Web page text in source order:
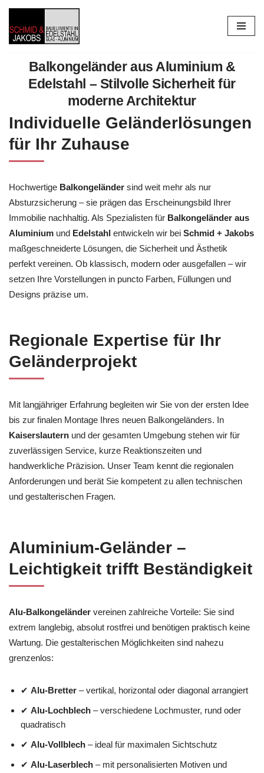
Zum
Inhalt
springenBalkongeländer aus Aluminium &
Edelstahl – Stilvolle Sicherheit für
moderne Architektur
Individuelle Geländerlösungen
für Ihr Zuhause
Hochwertige Balkongeländer sind weit mehr als nur
Absturzsicherung – sie prägen das Erscheinungsbild Ihrer
Immobilie nachhaltig. Als Spezialisten für Balkongeländer aus
Aluminium und Edelstahl entwickeln wir bei Schmid + Jakobs
maßgeschneiderte Lösungen, die Sicherheit und Ästhetik
perfekt vereinen. Ob klassisch, modern oder ausgefallen – wir
setzen Ihre Vorstellungen in puncto Farben, Füllungen und
Designs präzise um.
Regionale Expertise für Ihr
Geländerprojekt
Mit langjähriger Erfahrung begleiten wir Sie von der ersten Idee
bis zur finalen Montage Ihres neuen Balkongeländers. In
Kaiserslautern und der gesamten Umgebung stehen wir für
zuverlässigen Service, kurze Reaktionszeiten und
handwerkliche Präzision. Unser Team kennt die regionalen
Anforderungen und berät Sie kompetent zu allen technischen
und gestalterischen Fragen.
Aluminium-Geländer –
Leichtigkeit trifft Beständigkeit
Alu-Balkongeländer vereinen zahlreiche Vorteile: Sie sind
extrem langlebig, absolut rostfrei und benötigen praktisch keine
Wartung. Die gestalterischen Möglichkeiten sind nahezu
grenzenlos:
✔ Alu-Bretter – vertikal, horizontal oder diagonal arrangiert
✔ Alu-Lochblech – verschiedene Lochmuster, rund oder
quadratisch
✔ Alu-Vollblech – ideal für maximalen Sichtschutz
✔ Alu-Laserblech – mit personalisierten Motiven und